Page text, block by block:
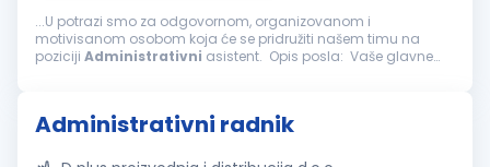
...U potrazi smo za odgovornom, organizovanom i
motivisanom osobom koja će se pridružiti našem timu na
poziciji Administrativni asistent. Opis posla: Vaše glavne
Administrativni radnik